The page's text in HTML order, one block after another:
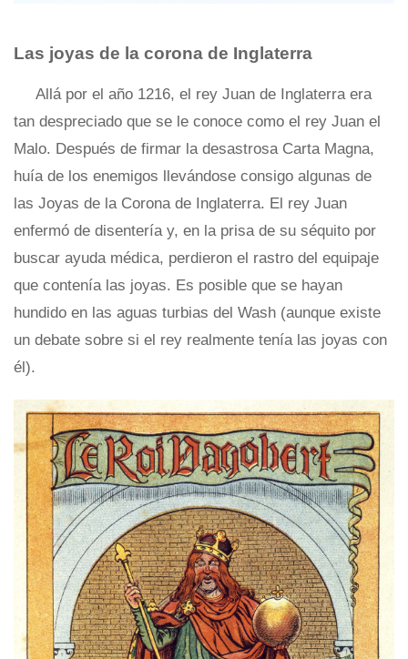
Las joyas de la corona de Inglaterra
Allá por el año 1216, el rey Juan de Inglaterra era
tan despreciado que se le conoce como el rey Juan el
Malo. Después de firmar la desastrosa Carta Magna,
huía de los enemigos llevándose consigo algunas de
las Joyas de la Corona de Inglaterra. El rey Juan
enfermó de disentería y, en la prisa de su séquito por
buscar ayuda médica, perdieron el rastro del equipaje
que contenía las joyas. Es posible que se hayan
hundido en las aguas turbias del Wash (aunque existe
un debate sobre si el rey realmente tenía las joyas con
él).